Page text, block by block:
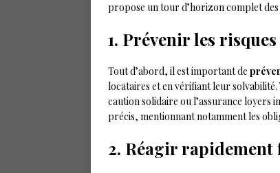
propose un tour d’horizon complet
1. Prévenir les risques
Tout d’abord, il est important de
locataires et en vérifiant leur
caution solidaire ou l’assurance loyers
précis, mentionnant notamment les
2. Réagir rapidement